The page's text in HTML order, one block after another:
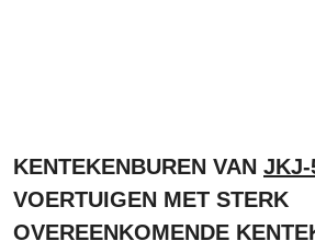
KENTEKENBUREN VAN JKJ-
VOERTUIGEN MET STERK
OVEREENKOMENDE